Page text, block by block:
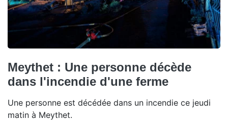
Meythet : Une personne décède
dans l'incendie d'une ferme
Une personne est décédée dans un incendie ce jeudi
matin à Meythet.